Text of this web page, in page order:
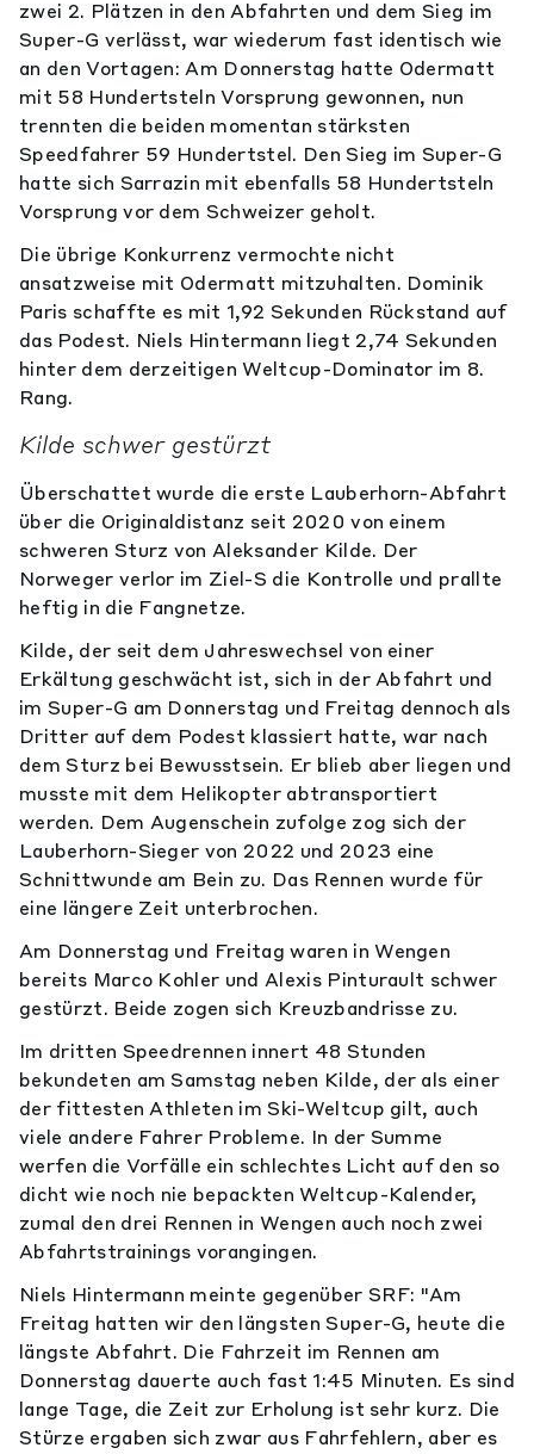
zwei 2. Plätzen in den Abfahrten und dem Sieg im
Super-G verlässt, war wiederum fast identisch wie
an den Vortagen: Am Donnerstag hatte Odermatt
mit 58 Hundertsteln Vorsprung gewonnen, nun
trennten die beiden momentan stärksten
Speedfahrer 59 Hundertstel. Den Sieg im Super-G
hatte sich Sarrazin mit ebenfalls 58 Hundertsteln
Vorsprung vor dem Schweizer geholt.
Die übrige Konkurrenz vermochte nicht
ansatzweise mit Odermatt mitzuhalten. Dominik
Paris schaffte es mit 1,92 Sekunden Rückstand auf
das Podest. Niels Hintermann liegt 2,74 Sekunden
hinter dem derzeitigen Weltcup-Dominator im 8.
Rang.
Kilde schwer gestürzt
Überschattet wurde die erste Lauberhorn-Abfahrt
über die Originaldistanz seit 2020 von einem
schweren Sturz von Aleksander Kilde. Der
Norweger verlor im Ziel-S die Kontrolle und prallte
heftig in die Fangnetze.
Kilde, der seit dem Jahreswechsel von einer
Erkältung geschwächt ist, sich in der Abfahrt und
im Super-G am Donnerstag und Freitag dennoch als
Dritter auf dem Podest klassiert hatte, war nach
dem Sturz bei Bewusstsein. Er blieb aber liegen und
musste mit dem Helikopter abtransportiert
werden. Dem Augenschein zufolge zog sich der
Lauberhorn-Sieger von 2022 und 2023 eine
Schnittwunde am Bein zu. Das Rennen wurde für
eine längere Zeit unterbrochen.
Am Donnerstag und Freitag waren in Wengen
bereits Marco Kohler und Alexis Pinturault schwer
gestürzt. Beide zogen sich Kreuzbandrisse zu.
Im dritten Speedrennen innert 48 Stunden
bekundeten am Samstag neben Kilde, der als einer
der fittesten Athleten im Ski-Weltcup gilt, auch
viele andere Fahrer Probleme. In der Summe
werfen die Vorfälle ein schlechtes Licht auf den so
dicht wie noch nie bepackten Weltcup-Kalender,
zumal den drei Rennen in Wengen auch noch zwei
Abfahrtstrainings vorangingen.
Niels Hintermann meinte gegenüber SRF: "Am
Freitag hatten wir den längsten Super-G, heute die
längste Abfahrt. Die Fahrzeit im Rennen am
Donnerstag dauerte auch fast 1:45 Minuten. Es sind
lange Tage, die Zeit zur Erholung ist sehr kurz. Die
Stürze ergaben sich zwar aus Fahrfehlern, aber es